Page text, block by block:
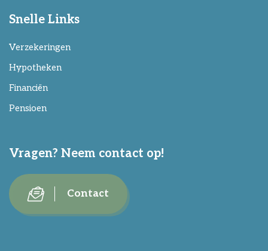
Snelle Links
Verzekeringen
Hypotheken
Financiën
Pensioen
Vragen? Neem contact op!
Contact